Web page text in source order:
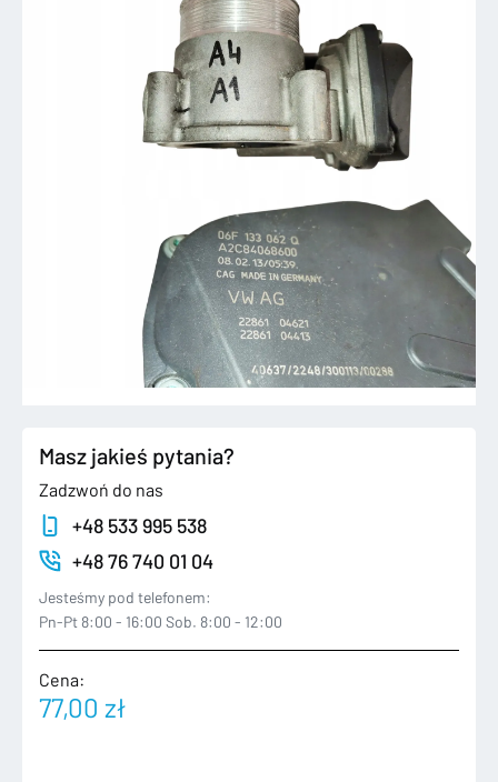
Masz jakieś pytania?
Zadzwoń do nas
+48 533 995 538
+48 76 740 01 04
Jesteśmy pod telefonem:
Pn-Pt 8:00 - 16:00 Sob. 8:00 - 12:00
Cena:
77,00 zł